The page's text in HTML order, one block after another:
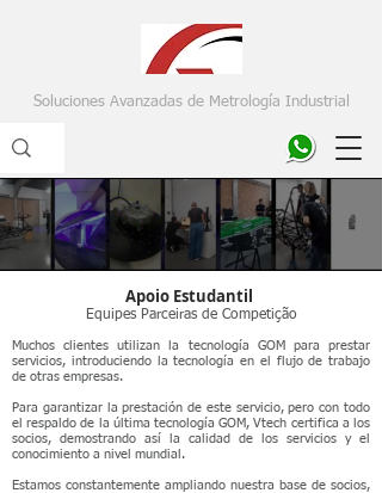
Soluciones Avanzadas de Metrología Industrial
Apoio Estudantil
Equipes Parceiras de Competição
Muchos clientes utilizan la tecnología GOM para prestar
servicios, introduciendo la tecnología en el flujo de trabajo
de otras empresas.
Para garantizar la prestación de este servicio, pero con todo
el respaldo de la última tecnología GOM, Vtech certifica a los
socios, demostrando así la calidad de los servicios y el
conocimiento a nivel mundial.
Estamos constantemente ampliando nuestra base de socios,